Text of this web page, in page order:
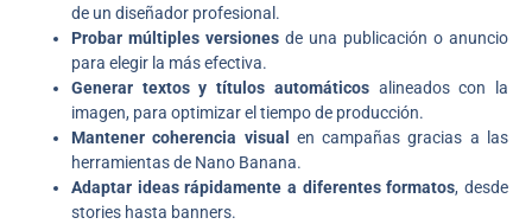
de un diseñador profesional.
Probar múltiples versiones de una publicación o anuncio
para elegir la más efectiva.
Generar textos y títulos automáticosalineados con la
imagen, para optimizar el tiempo de producción.
Mantener coherencia visual en campañas gracias a las
herramientas de Nano Banana.
Adaptar ideas rápidamente a diferentes formatos, desde
stories hasta banners.